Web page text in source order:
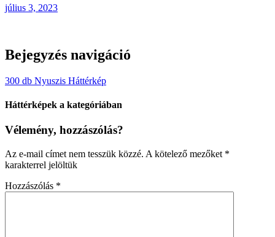
július 3, 2023
Bejegyzés navigáció
300 db Nyuszis Háttérkép
Háttérképek a kategóriában
Vélemény, hozzászólás?
Az e-mail címet nem tesszük közzé. A kötelező mezőket *
karakterrel jelöltük
Hozzászólás *